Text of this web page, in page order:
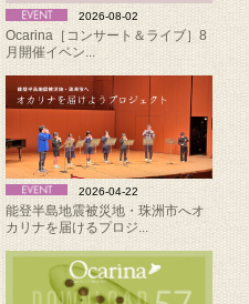
2026-08-02
Ocarina［コンサート＆ライブ］8
月開催イベン...
2026-04-22
能登半島地震被災地・珠洲市へオ
カリナを届けるプロジ...